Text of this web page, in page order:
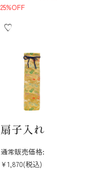
25%OFF
扇子入れ
通常販売価格:
¥1,870(税込)